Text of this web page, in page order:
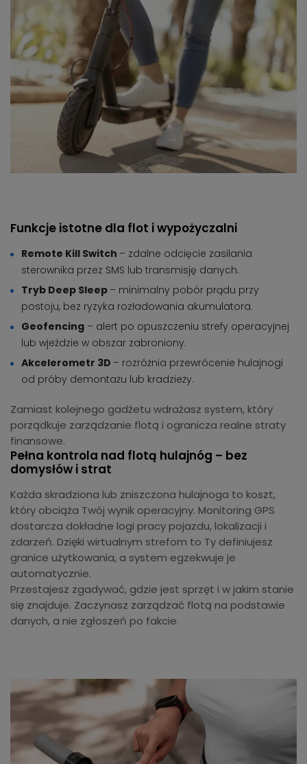
Funkcje istotne dla flot i wypożyczalni
Remote Kill Switch – zdalne odcięcie zasilania
sterownika przez SMS lub transmisję danych.
Tryb Deep Sleep – minimalny pobór prądu przy
postoju, bez ryzyka rozładowania akumulatora.
Geofencing – alert po opuszczeniu strefy operacyjnej
lub wjeździe w obszar zabroniony.
Akcelerometr 3D – rozróżnia przewrócenie hulajnogi
od próby demontażu lub kradzieży.
Zamiast kolejnego gadżetu wdrażasz system, który
porządkuje zarządzanie flotą i ogranicza realne straty
finansowe.
Pełna kontrola nad flotą hulajnóg – bez
domysłów i strat
Każda skradziona lub zniszczona hulajnoga to koszt,
który obciąża Twój wynik operacyjny. Monitoring GPS
dostarcza dokładne logi pracy pojazdu, lokalizacji i
zdarzeń. Dzięki wirtualnym strefom to Ty definiujesz
granice użytkowania, a system egzekwuje je
automatycznie.
Przestajesz zgadywać, gdzie jest sprzęt i w jakim stanie
się znajduje. Zaczynasz zarządzać flotą na podstawie
danych, a nie zgłoszeń po fakcie.